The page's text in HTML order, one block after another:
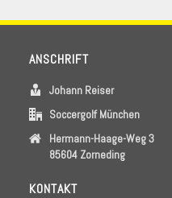
ANSCHRIFT
Johann Reiser
Soccergolf München
Hermann-Haage-Weg 3
85604 Zorneding
KONTAKT